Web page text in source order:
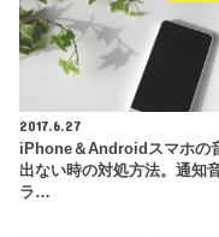
2017.6.27
iPhone＆Androidスマホの
出ない時の対処方法。通知
ラ…